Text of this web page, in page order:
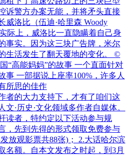
诉警方办案无能，并将矛头直接
威洛比（伍迪·哈里森 Woody
际上，威洛比一直隐瞒着自己身
事实。因为这三块广告牌，米尔
生活发生了翻天覆地的变化。 ©
“高能妈妈”的故事 一个直面针对
事 一部据说上座率100%，许多人
所思的佳作
者的大力支持下，才有了咱们这
文·历史·文化领域多作者自媒体。
读者，特约定以下活动参与规
，先到先得的形式领取免费参与
放观影票共88张)； 2.大话哈尔滨
名额。自本文发布之时起，到3月